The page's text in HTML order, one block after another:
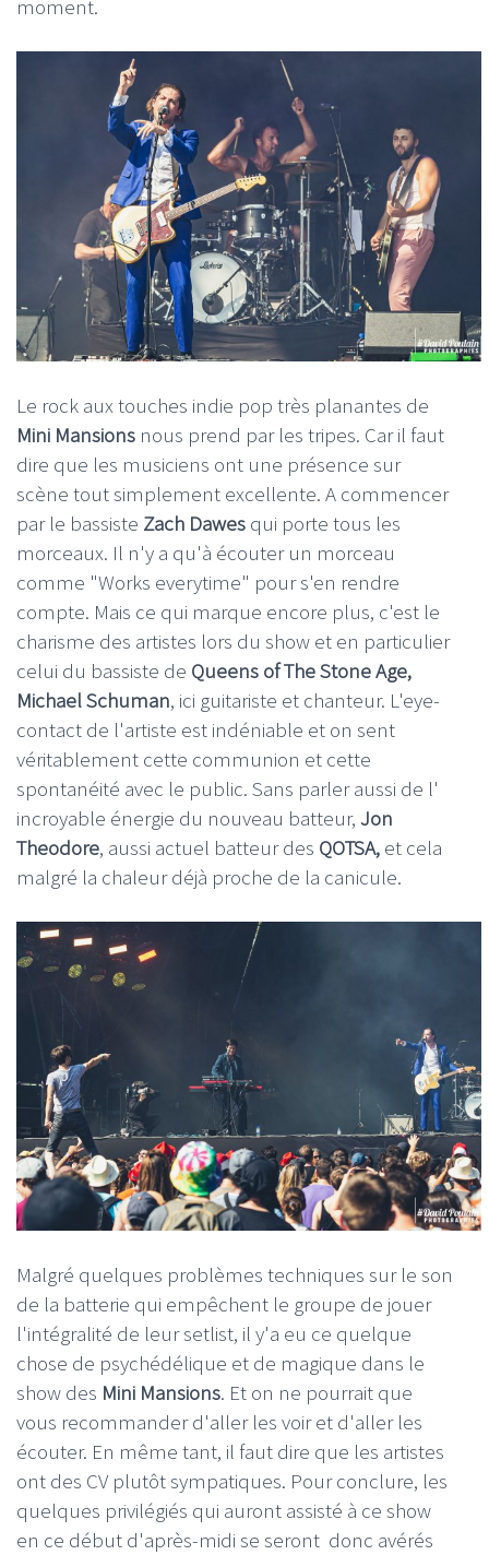
moment.
Le rock aux touches indie pop très planantes de
Mini Mansions nous prend par les tripes. Car il faut
dire que les musiciens ont une présence sur
scène tout simplement excellente. A commencer
par le bassiste Zach Dawes qui porte tous les
morceaux. Il n'y a qu'à écouter un morceau
comme "Works everytime" pour s'en rendre
compte. Mais ce qui marque encore plus, c'est le
charisme des artistes lors du show et en particulier
celui du bassiste de Queens of The Stone Age,
Michael Schuman, ici guitariste et chanteur. L'eye-
contact de l'artiste est indéniable et on sent
véritablement cette communion et cette
spontanéité avec le public. Sans parler aussi de l'
incroyable énergie du nouveau batteur, Jon
Theodore, aussi actuel batteur des QOTSA, et cela
malgré la chaleur déjà proche de la canicule.
Malgré quelques problèmes techniques sur le son
de la batterie qui empêchent le groupe de jouer
l'intégralité de leur setlist, il y'a eu ce quelque
chose de psychédélique et de magique dans le
show des Mini Mansions. Et on ne pourrait que
vous recommander d'aller les voir et d'aller les
écouter. En même tant, il faut dire que les artistes
ont des CV plutôt sympatiques. Pour conclure, les
quelques privilégiés qui auront assisté à ce show
en ce début d'après-midi se seront donc avérés